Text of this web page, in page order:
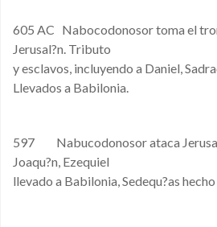
605 AC Nabocodonosor toma el
Jerusal?n. Tributo
y esclavos, incluyendo a Daniel,
Llevados a Babilonia.
597 Nabucodonosor ataca
Joaqu?n, Ezequiel
llevado a Babilonia, Sedequ?as hecho